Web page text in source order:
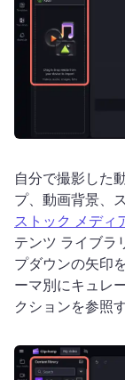
自分で撮影した
プ、動画背景、
ストック メディ
テンツ ライブラ
プダウンの矢印
ーマ別にキュレ
クションを参照